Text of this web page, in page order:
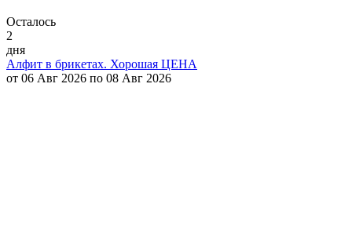
Осталось
2
дня
Алфит в брикетах. Хорошая ЦЕНА
от 06 Авг 2026 по 08 Авг 2026